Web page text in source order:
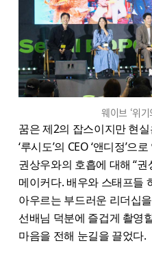
웨이브 ‘위
꿈은 제2의 잡스이지만 현
‘루시도’의 CEO ‘앤디정’으
권상우와의 호흡에 대해 “
메이커다. 배우와 스태프들
아우르는 부드러운 리더십
선배님 덕분에 즐겁게 촬영
마음을 전해 눈길을 끌었다.